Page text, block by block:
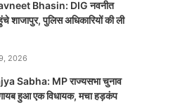
Bhasin: DIG नवनीत
शाजापुर, पुलिस अधिकारियों की ली
2026
Sabha: MP राज्यसभा चुनाव
हुआ एक विधायक, मचा हड़कंप